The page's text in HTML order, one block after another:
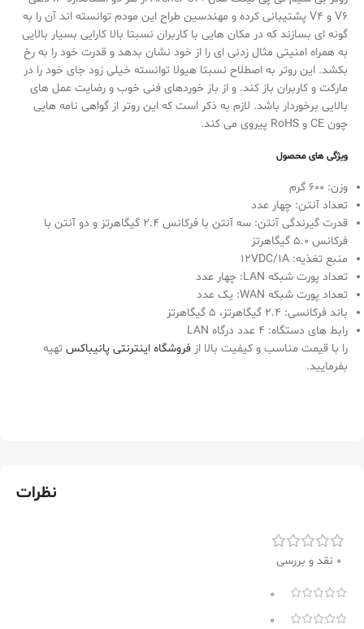
V6 و V4 پشتیبانی کرده و مهندسین طراح این مودم توانسته اند آن را به
گونه ای بسازند که در مکان هایی با کاربران نسبتا بالا کارایی بسیار بالایی
به همراه امنیتی مثال زدنی ای را از خود نشان بدهد و قدرت خود را به رخ
بکشد. این روتر به اصطلاح نسبتا هیولا توانسته خیلی زود جای خود را در
مارکت و کاربران باز کند. و از باز خوردهای فنی خوب و رضایت عمل های
بالایی برخوردار باشد. لازم به ذکر است که این روتر از گواهی نامه هایی
چون CE و RoHS پیروی می کند.
ویژگی های محصول
وزن: 600 گرم
تعداد آنتن: چهار عدد
قدرت گیرندگی آنتن: سه آنتن با فرکانس 2.4 گیگاهرتز و دو آنتن با
فرکانس 5.0 گیگاهرتز
منبع تغذیه: 12VDC/1A
تعداد پورت شبکه LAN: چهار عدد
تعداد پورت شبکه WAN: یک عدد
باند فرکانسی: 2.4 گیگاهرتز، 5 گیگاهرتز
رابط های دستگاه: 4 عدد درگاه LAN
را با قیمت مناسب و کیفیت بالا از فروشگاه اینترنتی پانیباکس تهیه
بفرمایید.
نظرات
0 نقد و بررسی
0
0